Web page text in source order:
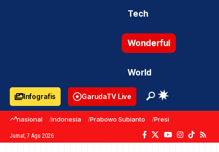
Tech
Wonderful
World
Infografis GarudaTV Live
nasional indonesia Prabowo Subianto Presiden Prabowo
Jumat, 7 Agu 2026